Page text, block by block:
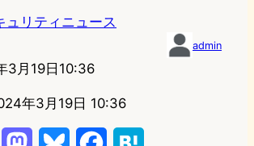
ュリティニュース
admin
3月19日10:36
年3月19日 10:36